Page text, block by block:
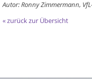
Autor: Ronny Zimmermann,
« zurück zur Übersicht